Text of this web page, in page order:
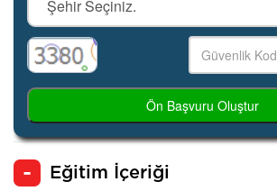
Ön Başvuru Oluştur
Eğitim İçeriği